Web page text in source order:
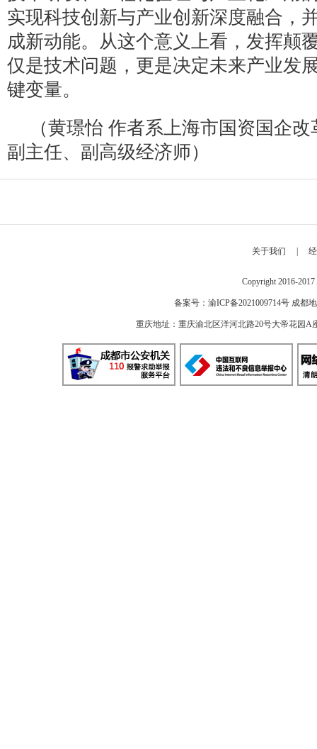
实现科技创新与产业创新深度融合，
成新动能。从这个意义上看，发挥颠
仅是技术问题，更是决定未来产业发
键变量。
（黄璟怡 作者系上海市国资国企
副主任、副高级经济师）
关于我们
Copyright 2016-
备案号： 渝ICP备2021009714号 成都
重庆地址：重庆渝北区洋河北路20号大帝花园A